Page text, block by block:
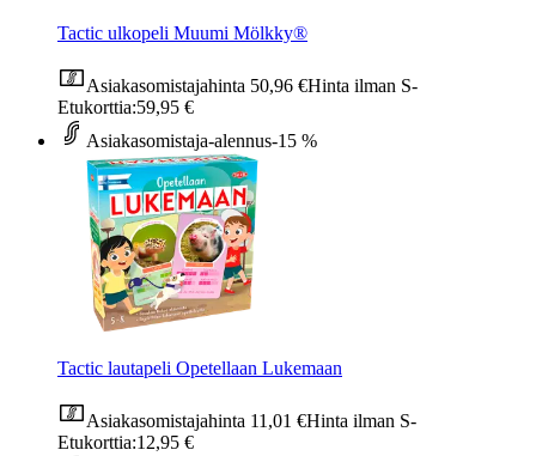
Tactic ulkopeli Muumi Mölkky®
Asiakasomistajahinta 50,96 €Hinta ilman S-
Etukorttia:59,95 €
Asiakasomistaja-alennus-15 %
Tactic lautapeli Opetellaan Lukemaan
Asiakasomistajahinta 11,01 €Hinta ilman S-
Etukorttia:12,95 €